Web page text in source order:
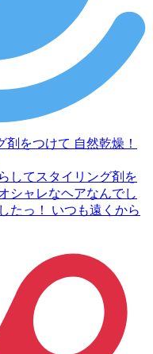
をつけて 自然乾燥！